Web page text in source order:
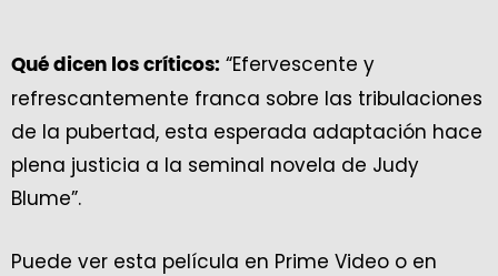
Qué dicen los críticos: “Efervescente y
refrescantemente franca sobre las tribulaciones
de la pubertad, esta esperada adaptación hace
plena justicia a la seminal novela de Judy
Blume”.
Puede ver esta película en Prime Video o en